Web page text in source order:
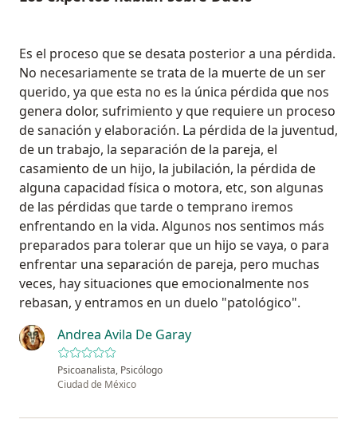
Es el proceso que se desata posterior a una pérdida.
No necesariamente se trata de la muerte de un ser
querido, ya que esta no es la única pérdida que nos
genera dolor, sufrimiento y que requiere un proceso
de sanación y elaboración. La pérdida de la juventud,
de un trabajo, la separación de la pareja, el
casamiento de un hijo, la jubilación, la pérdida de
alguna capacidad física o motora, etc, son algunas
de las pérdidas que tarde o temprano iremos
enfrentando en la vida. Algunos nos sentimos más
preparados para tolerar que un hijo se vaya, o para
enfrentar una separación de pareja, pero muchas
veces, hay situaciones que emocionalmente nos
rebasan, y entramos en un duelo "patológico".
Andrea Avila De Garay
Psicoanalista, Psicólogo
Ciudad de México